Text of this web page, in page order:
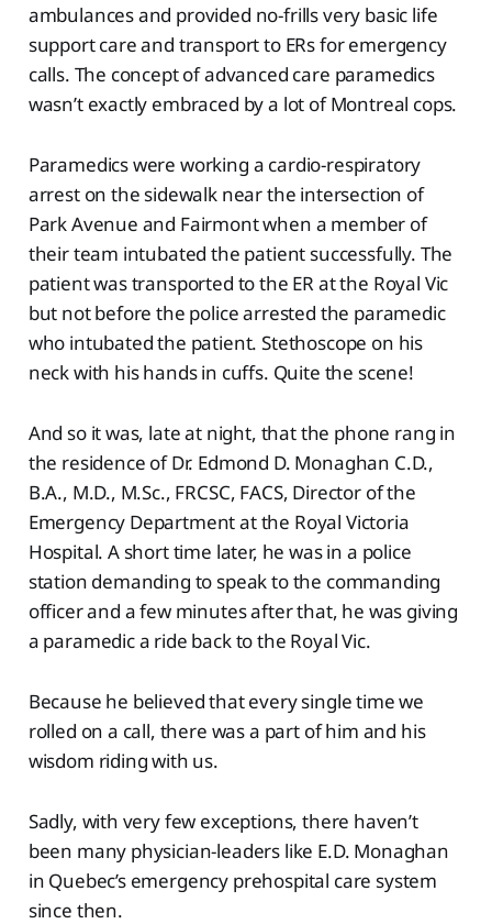
ambulances and provided no-frills very basic life
support care and transport to ERs for emergency
calls. The concept of advanced care paramedics
wasn’t exactly embraced by a lot of Montreal cops.
Paramedics were working a cardio-respiratory
arrest on the sidewalk near the intersection of
Park Avenue and Fairmont when a member of
their team intubated the patient successfully. The
patient was transported to the ER at the Royal Vic
but not before the police arrested the paramedic
who intubated the patient. Stethoscope on his
neck with his hands in cuffs. Quite the scene!
And so it was, late at night, that the phone rang in
the residence of Dr. Edmond D. Monaghan C.D.,
B.A., M.D., M.Sc., FRCSC, FACS, Director of the
Emergency Department at the Royal Victoria
Hospital. A short time later, he was in a police
station demanding to speak to the commanding
officer and a few minutes after that, he was giving
a paramedic a ride back to the Royal Vic.
Because he believed that every single time we
rolled on a call, there was a part of him and his
wisdom riding with us.
Sadly, with very few exceptions, there haven’t
been many physician-leaders like E.D. Monaghan
in Quebec’s emergency prehospital care system
since then.